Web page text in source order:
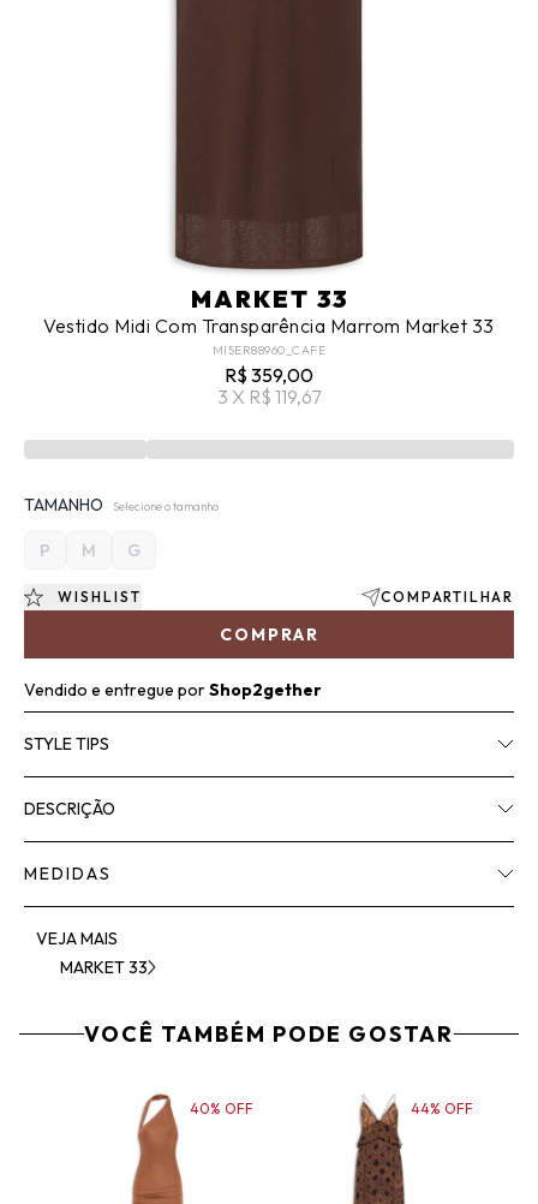
MARKET 33
Vestido Midi Com Transparência Marrom Market 33
MI5ER88960_CAFE
R$ 359,00
3 X R$ 119,67
TAMANHO Selecione o tamanho
P M G
COMPRAR
WISHLIST COMPARTILHAR
Vendido e entregue porShop2gether
STYLE TIPS
DESCRIÇÃO
MEDIDAS
VEJA MAIS
MARKET 33
VOCÊ TAMBÉM PODE GOSTAR
40% OFF 44% OFF